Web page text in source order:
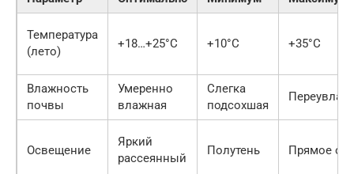
Температура
(лето)
+18…+25°C +10°C +35°C
Влажность
почвы
Умеренно
влажная
Слегка
подсохшая
Освещение
Яркий
рассеянный
Полутень Прямое